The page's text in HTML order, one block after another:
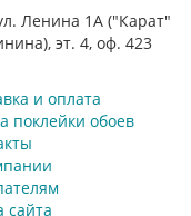
Ленина 1А ("Карат"
эт. 4, оф. 423
и оплата
поклейки обоев
сайта